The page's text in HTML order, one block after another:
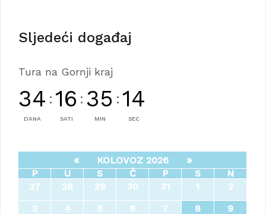
Sljedeći događaj
Tura na Gornji kraj
34
DANA
: 16
SATI
: 35
MIN
: 13
SEC
« KOLOVOZ 2026 »
P U S Č P S
N
27
28 29 30 31 1
2
3
4 5 6 7 8
9